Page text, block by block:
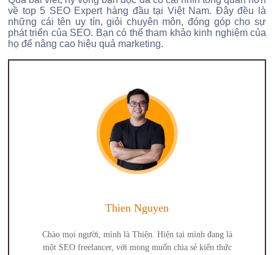
về top 5 SEO Expert hàng đầu tại Việt Nam. Đây đều là
những cái tên uy tín, giỏi chuyên môn, đóng góp cho sự
phát triển của SEO. Bạn có thể tham khảo kinh nghiệm của
họ để nâng cao hiệu quả marketing.
Thien Nguyen
Chào mọi người, mình là Thiện. Hiện tại mình đang là
một SEO freelancer, với mong muốn chia sẻ kiến thức